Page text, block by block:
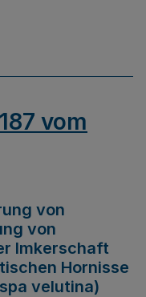
vom
von
von
Imkerschaft
Hornisse
velutina)